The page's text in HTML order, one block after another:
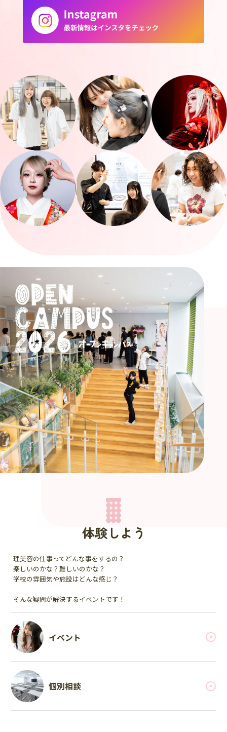
体験しよう
理美容の仕事ってどんな事をするの？
楽しいのかな？難しいのかな？
学校の雰囲気や施設はどんな感じ？
そんな疑問が解決するイベントです！
イベント
個別相談